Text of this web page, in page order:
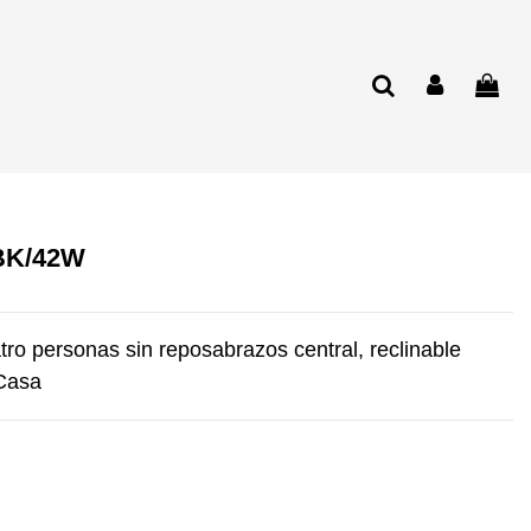
42W
personas sin reposabrazos central, reclinable